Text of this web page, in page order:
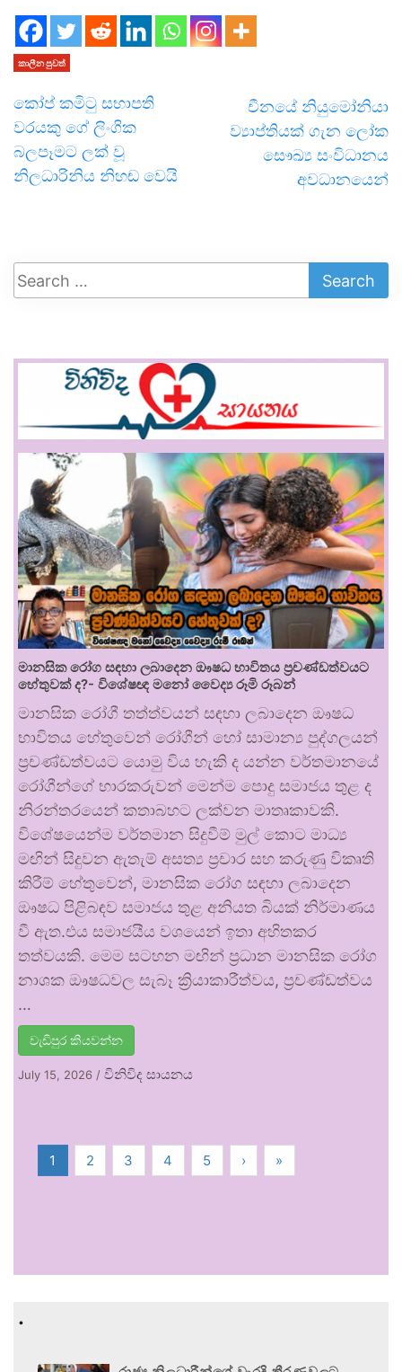
කාලීන පුවත්
කෝප් කමිටු සභාපති
වරයකු ගේ ලිංගික
බලපෑමට ලක් වූ
නිලධාරිනිය නිහඬ වෙයි
චීනයේ නියුමෝනියා
ව්‍යාප්තියක් ගැන ලෝක
සෞඛ්‍ය සංවිධානය
අවධානයෙන්
මානසික රෝග සඳහා ලබාදෙන ඖෂධ භාවිතය ප්‍රචණ්ඩත්වයට
හේතුවක් ද?- විශේෂඥ මනෝ වෛද්‍ය රූමි රූබන්
මානසික රෝගී තත්ත්වයන් සඳහා ලබාදෙන ඖෂධ
භාවිතය හේතුවෙන් රෝගීන් හෝ සාමාන්‍ය පුද්ගලයන්
ප්‍රචණ්ඩත්වයට යොමු විය හැකි ද යන්න වර්තමානයේ
රෝගීන්ගේ භාරකරුවන් මෙන්ම පොදු සමාජය තුළ ද
නිරන්තරයෙන් කතාබහට ලක්වන මාතෘකාවකි.
විශේෂයෙන්ම වර්තමාන සිදුවීම් මුල් කොට මාධ්‍ය
මඟින් සිදුවන ඇතැම් අසත්‍ය ප්‍රචාර සහ කරුණු විකෘති
කිරීම් හේතුවෙන්, මානසික රෝග සඳහා ලබාදෙන
ඖෂධ පිළිබඳව සමාජය තුළ අනියත බියක් නිර්මාණය
වී ඇත.එය සමාජයීය වශයෙන් ඉතා අහිතකර
තත්වයකි. මෙම සටහන මඟින් ප්‍රධාන මානසික රෝග
නාශක ඖෂධවල සැබෑ ක්‍රියාකාරීත්වය, ප්‍රචණ්ඩත්වය
…
වැඩිපුර කියවන්න
July 15, 2026 / විනිවිද සායනය
1 2 3 4 5 › »
.